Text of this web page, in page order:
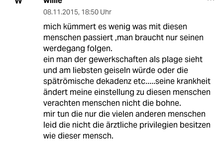
08.11.2015, 18:50 Uhr
mich kümmert es wenig was mit diesen
menschen passiert ,man braucht nur seinen
werdegang folgen.
ein man der gewerkschaften als plage sieht
und am liebsten geiseln würde oder die
spätrömische dekadenz etc.....seine krankheit
ändert meine einstellung zu diesen menschen
verachten menschen nicht die bohne.
mir tun die nur die vielen anderen menschen
leid die nicht die ärztliche privilegien besitzen
wie dieser mensch.